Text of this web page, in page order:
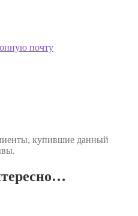
почту
купившие данный